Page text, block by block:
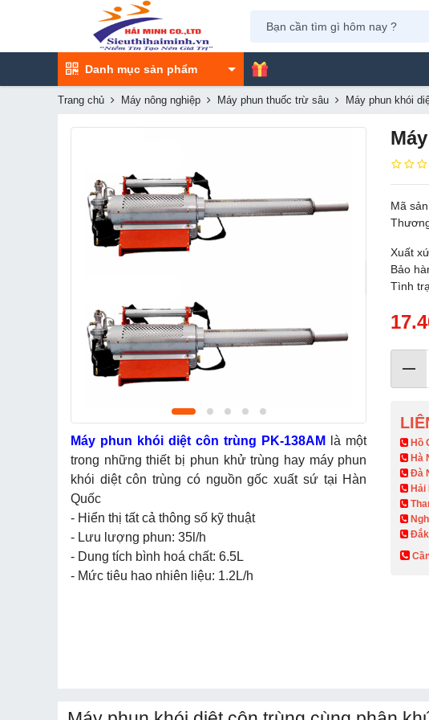
Danh mục sản phẩm
Trang chủ Máy nông nghiệp Máy phun thuốc trừ sâu Máy phun khói
Máy phun khói diệt côn trùng PK-138AM
là một
trong những thiết bị phun khử trùng hay máy phun
khói diệt côn trùng có nguồn gốc xuất sứ tại Hàn
Quốc
- Hiển thị tất cả thông số kỹ thuật
- Lưu lượng phun: 35l/h
- Dung tích bình hoá chất: 6.5L
- Mức tiêu hao nhiên liệu: 1.2L/h
Mã
Xuất
Bảo
Tình
Hồ
Hà
Đà
Hải